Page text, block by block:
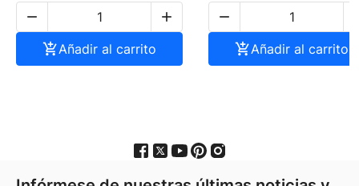


Añadir al carrito

Añadir al carrito